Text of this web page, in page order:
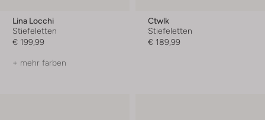
Lina Locchi
Stiefeletten
€ 199,99
+ mehr farben
Ctwlk
Stiefeletten
€ 189,99